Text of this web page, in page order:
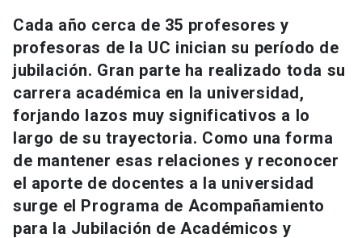
Universidad
Información para keyboard_arrow_down
Futuros estudiantes
Estudiantes
Académicos
Go to english site launch
ACCESOS DIRECTOS
Admisión launch
Mi Cuenta UC launch
Cada año cerca de 35 profesores y
profesoras de la UC inician su período de
jubilación. Gran parte ha realizado toda su
carrera académica en la universidad,
forjando lazos muy significativos a lo
largo de su trayectoria. Como una forma
de mantener esas relaciones y reconocer
el aporte de docentes a la universidad
surge el Programa de Acompañamiento
para la Jubilación de Académicos y